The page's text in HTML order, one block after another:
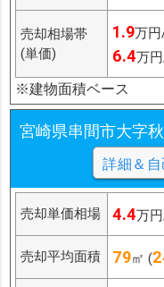
売却相場帯
(単価)
1.9万円
6.4万
※建物面積ベース
宮崎県串間市大字
詳細＆
売却単価相場 4.4万
売却平均面積 79㎡ (